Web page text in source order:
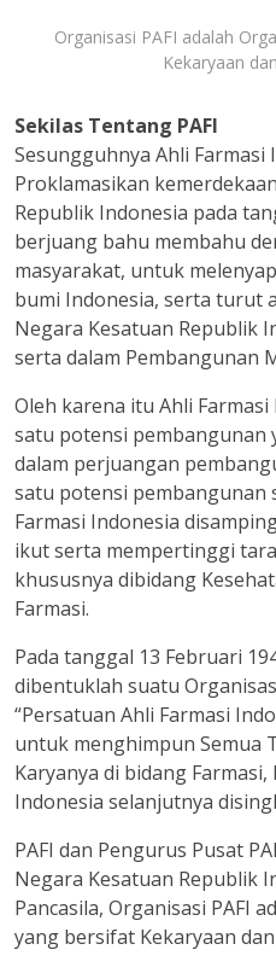
Organisasi PAFI adalah
Kekaryaan
Sekilas Tentang PAFI
Sesungguhnya Ahli Farmasi
Proklamasikan
Republik Indonesia pada
berjuang bahu membahu
masyarakat, untuk
bumi Indonesia, serta turut
Negara Kesatuan Republik
serta dalam Pembangunan
Oleh karena itu Ahli
satu potensi pembangunan
dalam perjuangan
satu potensi pembangunan
Farmasi Indonesia
ikut serta mempertinggi
khususnya dibidang
Farmasi.
Pada tanggal 13 Februari
dibentuklah suatu
“Persatuan Ahli Farmasi
untuk menghimpun Semua
Karyanya di bidang
Indonesia selanjutnya
PAFI dan Pengurus Pusat
Negara Kesatuan Republik
Pancasila, Organisasi PAFI
yang bersifat Kekaryaan